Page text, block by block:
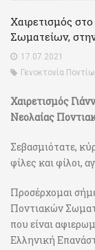
Χαιρετισμός
Σωματείων,
17.07.2021
Γενοκτονία
Χαιρετισμός
Νεολαίας
Σεβασμιότατε,
φίλες και φίλοι,
Προσέρχομαι
Ποντιακών
που είναι
Ελληνική